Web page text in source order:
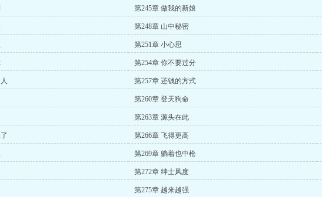
第245章 做我的新娘
第248章 山中秘密
第251章 小心思
第254章 你不要过分
第257章 还钱的方式
第260章 登天狗命
第263章 源头在此
第266章 飞得更高
第269章 躺着也中枪
第272章 绅士风度
第275章 越来越强